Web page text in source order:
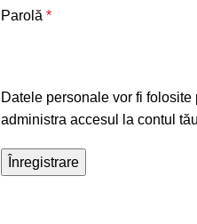
Parolă *
Datele personale vor fi
administra accesul la contul
Înregistrare